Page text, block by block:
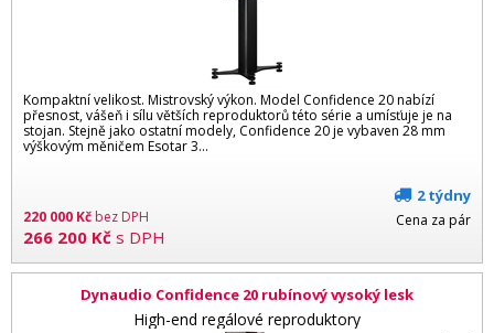
Kompaktní velikost. Mistrovský výkon. Model Confidence 20 nabízí
přesnost, vášeň i sílu větších reproduktorů této série a umísťuje je na
stojan. Stejně jako ostatní modely, Confidence 20 je vybaven 28 mm
výškovým měničem Esotar 3…
220 000 Kčbez DPH
266 200 Kč s DPH
2 týdny
Cena za pár
Dynaudio Confidence 20 rubínový vysoký lesk
High-end regálové reproduktory